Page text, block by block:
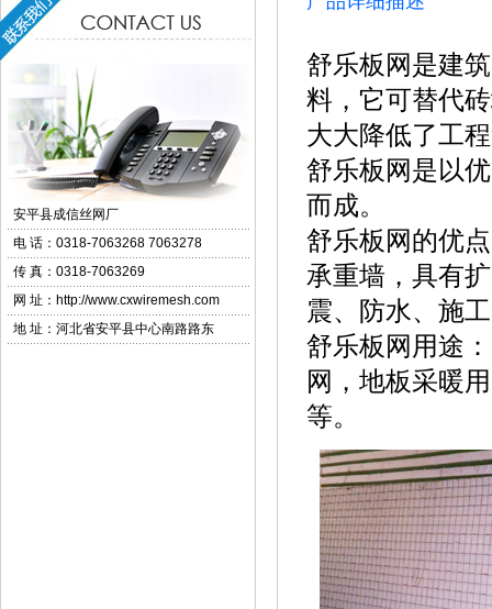
安平县成信丝网厂
电 话： 0318-7063268 7063278
传 真： 0318-7063269
网 址： http://www.cxwiremesh.com
地 址：河北省安平县中心南路路东
舒乐板网是建
料，它可替代
大大降低了工
舒乐板网是以
而成。
舒乐板网的优
承重墙，具有
震、防水、施
舒乐板网用途
网，地板采暖
等。